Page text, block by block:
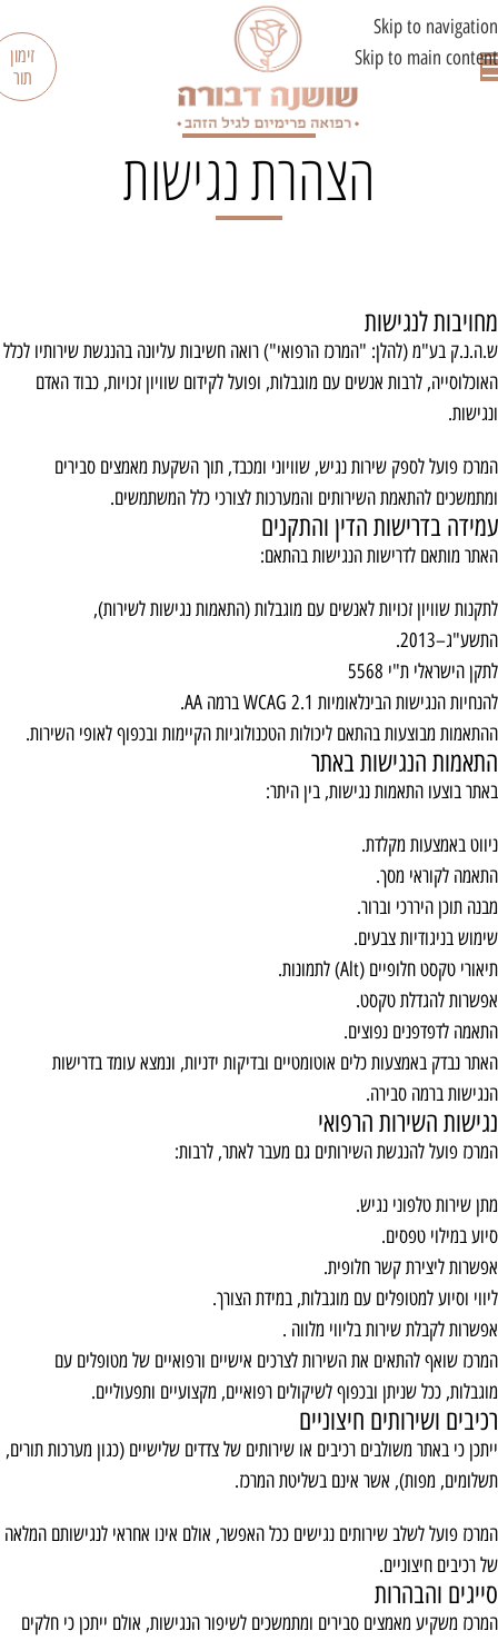
לתוכן
Skip to navigation
Skip to main content
זימון
תור
הצהרת נגישות
מחויבות לנגישות
ש.ה.נ.ק בע"מ (להלן: "המרכז הרפואי") רואה חשיבות עליונה בהנגשת שירותיו לכלל
האוכלוסייה, לרבות אנשים עם מוגבלות, ופועל לקידום שוויון זכויות, כבוד האדם
ונגישות.
המרכז פועל לספק שירות נגיש, שוויוני ומכבד, תוך השקעת מאמצים סבירים
ומתמשכים להתאמת השירותים והמערכות לצורכי כלל המשתמשים.
עמידה בדרישות הדין והתקנים
האתר מותאם לדרישות הנגישות בהתאם:
לתקנות שוויון זכויות לאנשים עם מוגבלות (התאמות נגישות לשירות),
התשע"ג–2013.
לתקן הישראלי ת"י 5568
להנחיות הנגישות הבינלאומיות WCAG 2.1 ברמה AA.
ההתאמות מבוצעות בהתאם ליכולות הטכנולוגיות הקיימות ובכפוף לאופי השירות.
התאמות הנגישות באתר
באתר בוצעו התאמות נגישות, בין היתר:
ניווט באמצעות מקלדת.
התאמה לקוראי מסך.
מבנה תוכן היררכי וברור.
שימוש בניגודיות צבעים.
תיאורי טקסט חלופיים (Alt) לתמונות.
אפשרות להגדלת טקסט.
התאמה לדפדפנים נפוצים.
האתר נבדק באמצעות כלים אוטומטיים ובדיקות ידניות, ונמצא עומד בדרישות
הנגישות ברמה סבירה.
נגישות השירות הרפואי
המרכז פועל להנגשת השירותים גם מעבר לאתר, לרבות:
מתן שירות טלפוני נגיש.
סיוע במילוי טפסים.
אפשרות ליצירת קשר חלופית.
ליווי וסיוע למטופלים עם מוגבלות, במידת הצורך.
אפשרות לקבלת שירות בליווי מלווה .
המרכז שואף להתאים את השירות לצרכים אישיים ורפואיים של מטופלים עם
מוגבלות, ככל שניתן ובכפוף לשיקולים רפואיים, מקצועיים ותפעוליים.
רכיבים ושירותים חיצוניים
ייתכן כי באתר משולבים רכיבים או שירותים של צדדים שלישיים (כגון מערכות תורים,
תשלומים, מפות), אשר אינם בשליטת המרכז.
המרכז פועל לשלב שירותים נגישים ככל האפשר, אולם אינו אחראי לנגישותם המלאה
של רכיבים חיצוניים.
סייגים והבהרות
המרכז משקיע מאמצים סבירים ומתמשכים לשיפור הנגישות, אולם ייתכן כי חלקים